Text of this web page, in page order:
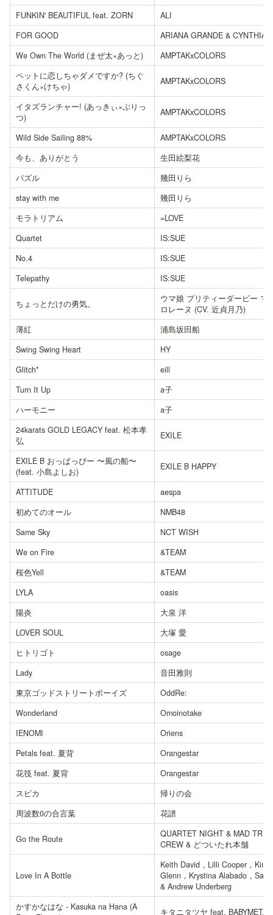
FUNKIN' BEAUTIFUL feat. ZORN
ALI
FOR GOOD
ARIANA GRANDE & CYNTHIA
We Own The World (まぜ太×あっと)
AMPTAKxCOLORS
ペットに恋しちゃダメですか? (ちぐ
さくん×けちゃ)
AMPTAKxCOLORS
イタズランチャー! (あっきぃ×ぷりっ
つ)
AMPTAKxCOLORS
Wild Side Sailing 88%
AMPTAKxCOLORS
今も、ありがとう
生田絵梨花
パズル
幾田りら
stay with me
幾田りら
モラトリアム
=LOVE
Quartet
IS:SUE
No.4
IS:SUE
Telepathy
IS:SUE
ちょっとだけの勇気。
ウマ娘 プリティーダービー マ
ロレーヌ (CV. 近貞月乃)
薄紅
浦島坂田船
Swing Swing Heart
HY
Glitch*
eill
Turn It Up
a子
ハーモニー
a子
24karats GOLD LEGACY feat. 松本孝
弘
EXILE
EXILE B おっぱっぴー 〜風の船〜
(feat. 小島よしお)
EXILE B HAPPY
ATTITUDE
aespa
初めてのオール
NMB48
Same Sky
NCT WISH
We on Fire
&TEAM
桜色Yell
&TEAM
LYLA
oasis
陽炎
大泉 洋
LOVER SOUL
大塚 愛
ヒトリゴト
osage
Lady
音田雅則
東京ゴッドストリートボーイズ
OddRe:
Wonderland
Omoinotake
IENOMI
Oriens
Petals feat. 夏背
Orangestar
花筏 feat. 夏背
Orangestar
スピカ
帰りの会
周波数0の合言葉
花譜
Go the Route
QUARTET NIGHT & MAD
CREW & どついたれ本舗
Love In A Bottle
Keith David，Lilli Cooper，
Glenn，Krystina Alabado，
& Andrew Underberg
かすかなはな - Kasuka na Hana (A
キタニタツヤ feat. BABYMETAL